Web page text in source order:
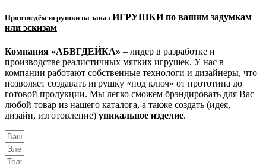
Произведём игрушки на заказ ИГРУШКИ по вашим задумкам
или эскизам
Компания «АБВГДЕЙКА» – лидер в разработке и
производстве реалистичных мягких игрушек. У нас в
компании работают собственные технологи и дизайнеры, что
позволяет создавать игрушку «под ключ» от прототипа до
готовой продукции. Мы легко сможем брэндировать для Вас
любой товар из нашего каталога, а также создать (идея,
дизайн, изготовление) уникальное изделие.